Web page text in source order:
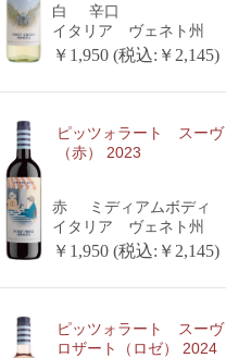
白
辛口
イタリア ヴェネト州
￥1,950 (税込:￥2,145)
ピッツォラート スー
（赤） 2023
赤
ミディアムボディ
イタリア ヴェネト州
￥1,950 (税込:￥2,145)
ピッツォラート スー
ロザート（ロゼ） 2024